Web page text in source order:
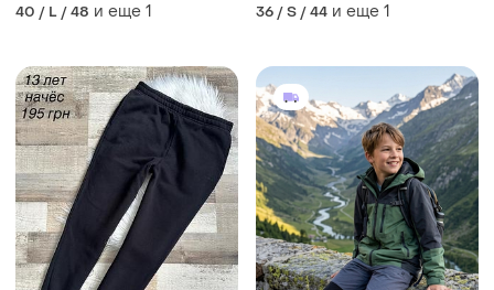
40 / L / 48 и еще 1 36 / S / 44 и еще 1